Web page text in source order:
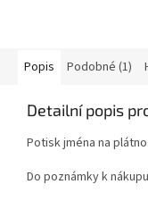
Popis Podobné (1)
Detailní popis
Potisk jména na plátno.
Do poznámky k